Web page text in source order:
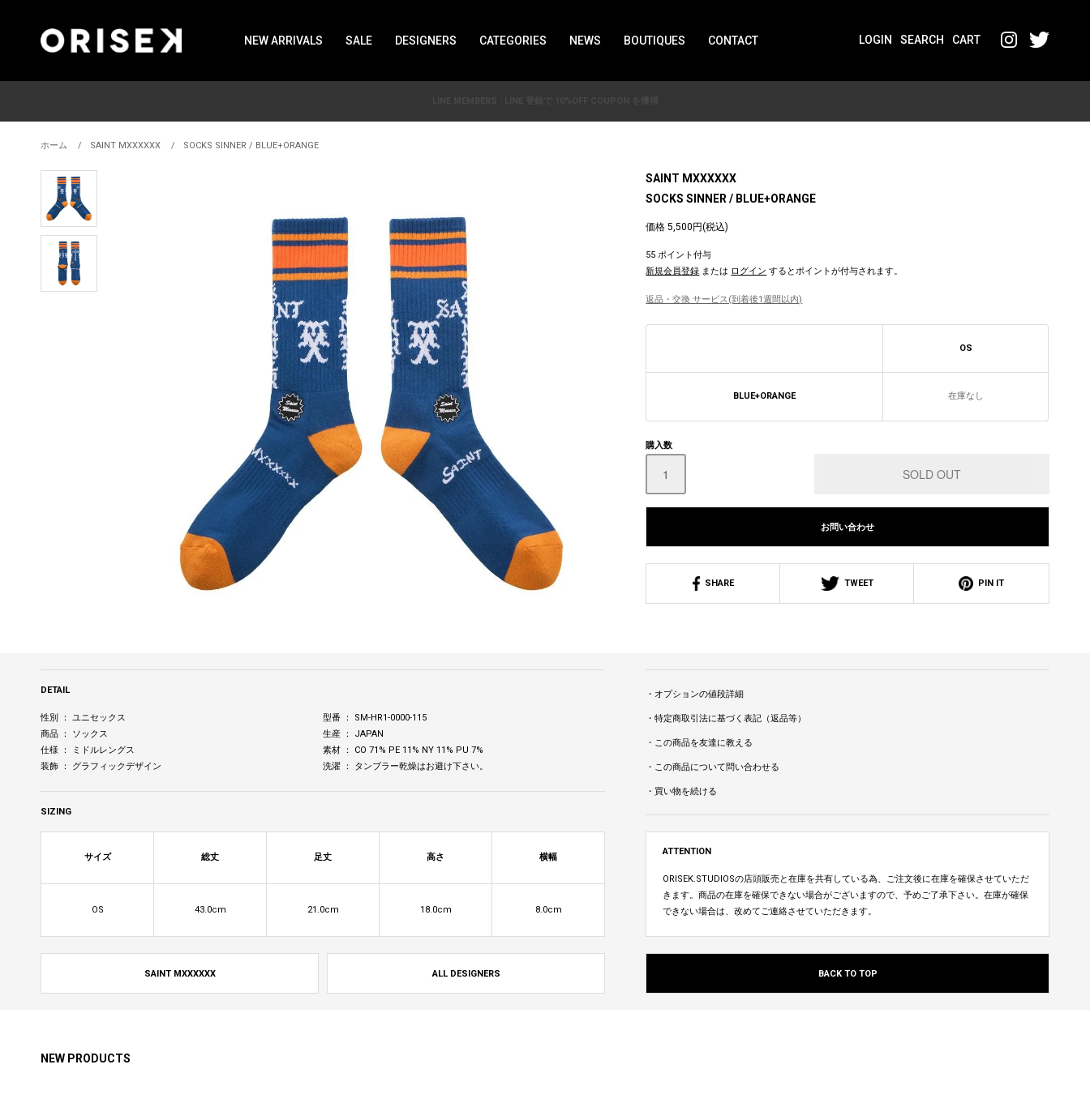
NEW ARRIVALS SALE DESIGNERS CATEGORIES NEWS BOUTIQUES CONTACT LOGIN SEARCH CART
ホーム SAINT MXXXXXX SOCKS SINNER / BLUE+ORANGE
SAINT MXXXXXX
SOCKS SINNER / BLUE+ORANGE
価格 5,500円(税込)
55 ポイント付与
新規会員登録 または ログイン するとポイントが付与されます。
返品・交換 サービス(到着後1週間以内)
OS
BLUE+ORANGE 在庫なし
購入数
お問い合わせ
SHARE TWEET PIN IT
DETAIL
性別 ： ユニセックス
商品 ： ソックス
仕様 ： ミドルレングス
装飾 ： グラフィックデザイン
型番 ： SM-HR1-0000-115
生産 ： JAPAN
素材 ： CO 71% PE 11% NY 11% PU 7%
洗濯 ： タンブラー乾燥はお避け下さい。
SIZING
サイズ 総丈 足丈 高さ 横幅
OS 43.0cm 21.0cm 18.0cm 8.0cm
SAINT MXXXXXX ALL DESIGNERS
・オプションの値段詳細
・特定商取引法に基づく表記（返品等）
・この商品を友達に教える
・この商品について問い合わせる
・買い物を続ける
ATTENTION
ORISEK.STUDIOSの店頭販売と在庫を共有している為、ご注文後に在庫を確保させていただ
きます。商品の在庫を確保できない場合がございますので、予めご了承下さい。在庫が確保
できない場合は、改めてご連絡させていただきます。
BACK TO TOP
NEW PRODUCTS